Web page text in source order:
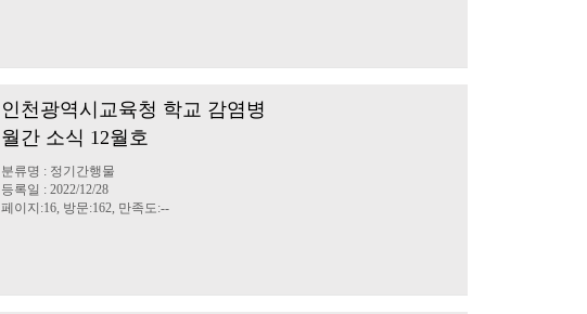
인천광역시교육청 학교 감염병
월간 소식 12월호
분류명 : 정기간행물
등록일 : 2022/12/28
페이지:16, 방문:162, 만족도:--